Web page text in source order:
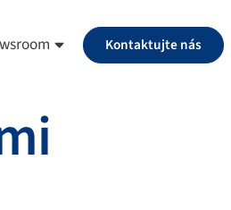
Kontaktujte nás